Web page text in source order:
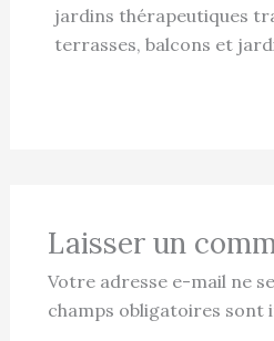
jardins thérapeutiques
terrasses, balcons et
Laisser un
Votre adresse e-mail ne
champs obligatoires sont